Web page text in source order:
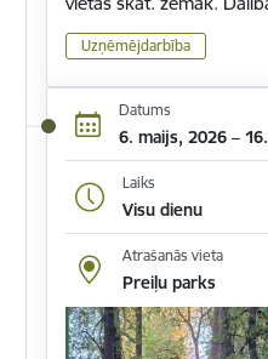
Uzņēmējdarbība
Datums
6. maijs, 2026 –
Laiks
Visu dienu
Atrašanās vieta
Preiļu parks